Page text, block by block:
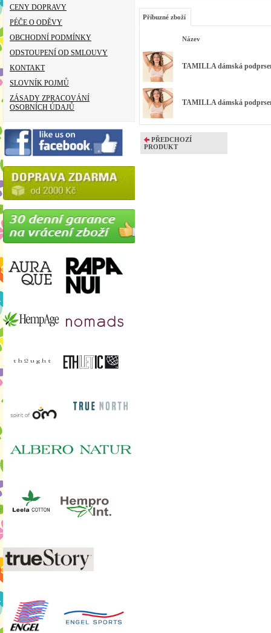
CENY DOPRAVY
PÉČE O ODĚVY
OBCHODNÍ PODMÍNKY
ODSTOUPENÍ OD SMLOUVY
KONTAKT
SLOVNÍK POJMŮ
ZÁSADY ZPRACOVÁNÍ
OSOBNÍCH ÚDAJŮ
Příbuzné zboží
Název
TAMILLA dámská
TAMILLA dámská
PŘEDCHOZÍ
PRODUKT